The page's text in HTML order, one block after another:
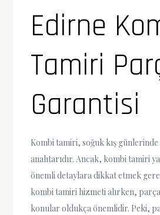
Edirne
Tamiri
Garantisi
Kombi tamiri, soğuk kış günlerinde
anahtarıdır. Ancak, kombi tamiri
önemli detaylara dikkat etmek
kombi tamiri hizmeti alırken,
konular oldukça önemlidir. Peki,